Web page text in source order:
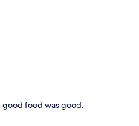
good food was good.